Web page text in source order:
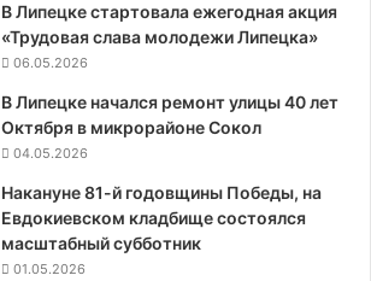
В Липецке стартовала ежегодная акция
«Трудовая слава молодежи Липецка»
06.05.2026
В Липецке начался ремонт улицы 40 лет
Октября в микрорайоне Сокол
04.05.2026
Накануне 81-й годовщины Победы, на
Евдокиевском кладбище состоялся
масштабный субботник
01.05.2026